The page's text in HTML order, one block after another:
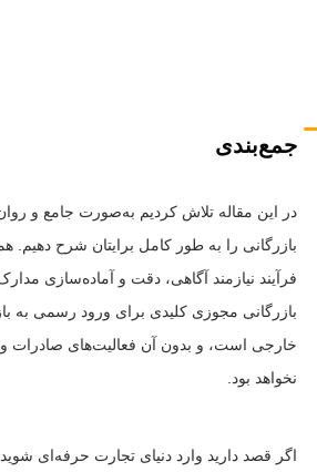
جمع‌بندی
در این مقاله تلاش کردیم به‌صورت جامع و
بازرگانی را به طور کامل برایتان شرح دهیم.
فرآیند نیازمند آگاهی، دقت و آماده‌سازی
بازرگانی مجوزی کلیدی برای ورود رسمی به
خارجی است، و بدون آن فعالیت‌های صادرات و
نخواهد بود.
اگر قصد دارید وارد دنیای تجارت حرفه‌ای